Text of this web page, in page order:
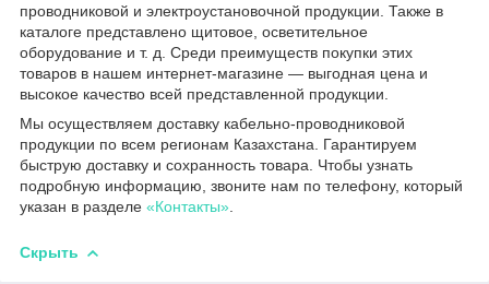
проводниковой и электроустановочной продукции. Также в
каталоге представлено щитовое, осветительное
оборудование и т. д. Среди преимуществ покупки этих
товаров в нашем интернет-магазине — выгодная цена и
высокое качество всей представленной продукции.
Мы осуществляем доставку кабельно-проводниковой
продукции по всем регионам Казахстана. Гарантируем
быструю доставку и сохранность товара. Чтобы узнать
подробную информацию, звоните нам по телефону, который
указан в разделе «Контакты»
Скрыть